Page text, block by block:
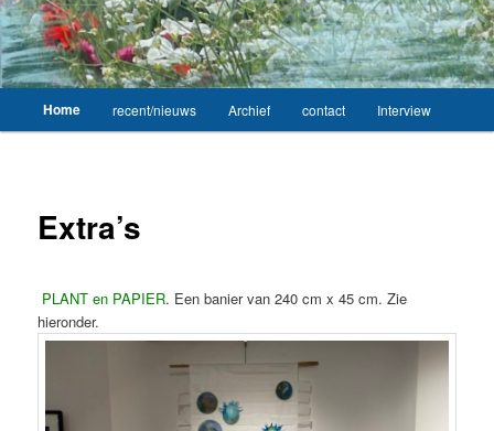
HoofdmenuHome recent/nieuws Archief contact Interview
Extra’s
PLANT en PAPIER. Een banier van 240 cm x 45 cm. Zie
hieronder.